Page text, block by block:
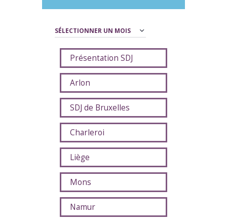
Archives
Présentation SDJ
Arlon
SDJ de Bruxelles
Charleroi
Liège
Mons
Namur